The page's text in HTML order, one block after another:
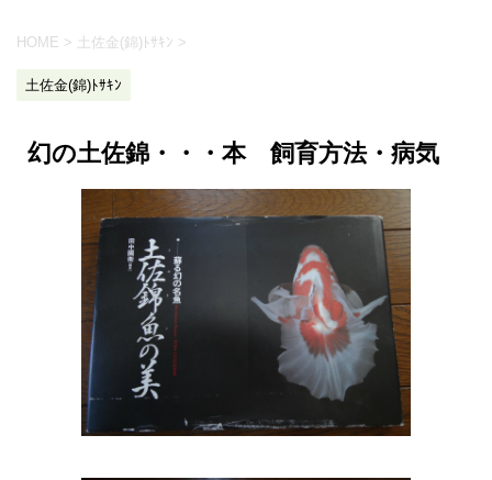
HOME > 土佐金(錦)ﾄｻｷﾝ >
土佐金(錦)ﾄｻｷﾝ
幻の土佐錦・・・本 飼育方法・病気